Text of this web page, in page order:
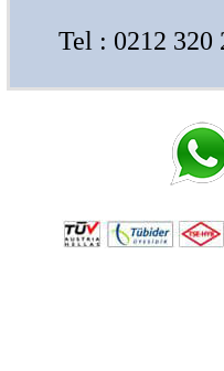
Tel : 0212